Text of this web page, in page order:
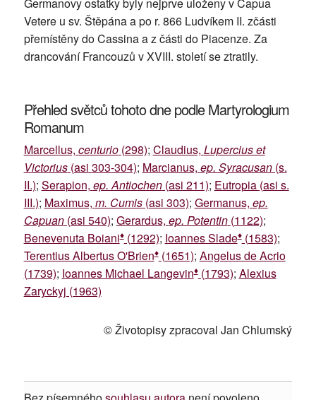
Vetere u sv. Štěpána a po r. 866 Ludvíkem II. zčásti
přemístěny do Cassina a z části do Piacenze. Za
drancování Francouzů v XVIII. století se ztratily.
Přehled světců tohoto dne podle Martyrologium
Romanum
Marcellus, centurio(298); Claudius, Lupercius et
Victorius(asi 303-304); Marcianus, ep. Syracusan(s.
II.); Serapion, ep. Antiochen(asi 211); Eutropia (asi s.
III.); Maximus, m. Cumis(asi 303); Germanus, ep.
Capuan(asi 540); Gerardus, ep. Potentin(1122);
Benevenuta Boiani♦(1292); Ioannes Slade♦(1583);
Terentius Albertus O'Brien♦(1651); Angelus de Acrio
(1739); Ioannes Michael Langevin♦(1793); Alexius
Zaryckyj (1963)
© Životopisy zpracoval Jan Chlumský